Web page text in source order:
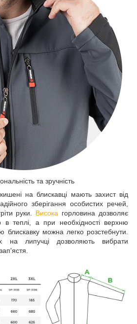
та зручність
на блискавці мають захист від
зберігання особистих речей,
руки. Висока горловина дозволяє
теплі, а при необхідності верхню
блискавку можна легко розстебнути.
на липучці дозволяють вибрати